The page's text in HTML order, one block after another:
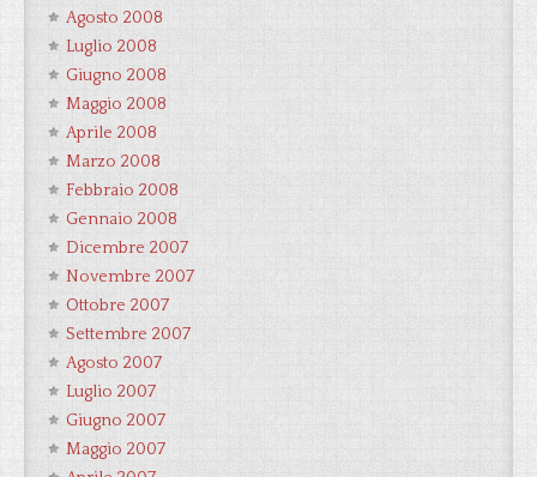
Agosto 2008
Luglio 2008
Giugno 2008
Maggio 2008
Aprile 2008
Marzo 2008
Febbraio 2008
Gennaio 2008
Dicembre 2007
Novembre 2007
Ottobre 2007
Settembre 2007
Agosto 2007
Luglio 2007
Giugno 2007
Maggio 2007